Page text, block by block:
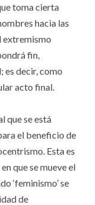
toma cierta
hacia las
extremismo
fin,
es decir, como
acto final.
que se está
el beneficio de
Esta es
que se mueve el
‘feminismo’ se
de